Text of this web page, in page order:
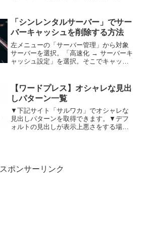
す。参考サイト
「シンレンタルサーバー」でサー
バーキャッシュを削除する方法
左メニューの「サーバー管理」から対象
サーバーを選択。「高速化 → サーバーキ
ャッシュ設定」を選択。そこでキャッシ
【ワードプレス】オシャレな見出
しパターン一覧
▼下記サイト「サルワカ」でオシャレな
見出しパターンを取得できます。▼デフ
ォルトの見出しが表示上悪さをする場合
スポンサーリンク